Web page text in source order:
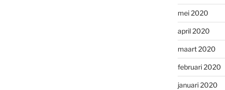
mei 2020
april 2020
maart 2020
februari 2020
januari 2020